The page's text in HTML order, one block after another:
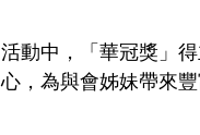
活動中，「華冠獎」
心，為與會姊妹帶來